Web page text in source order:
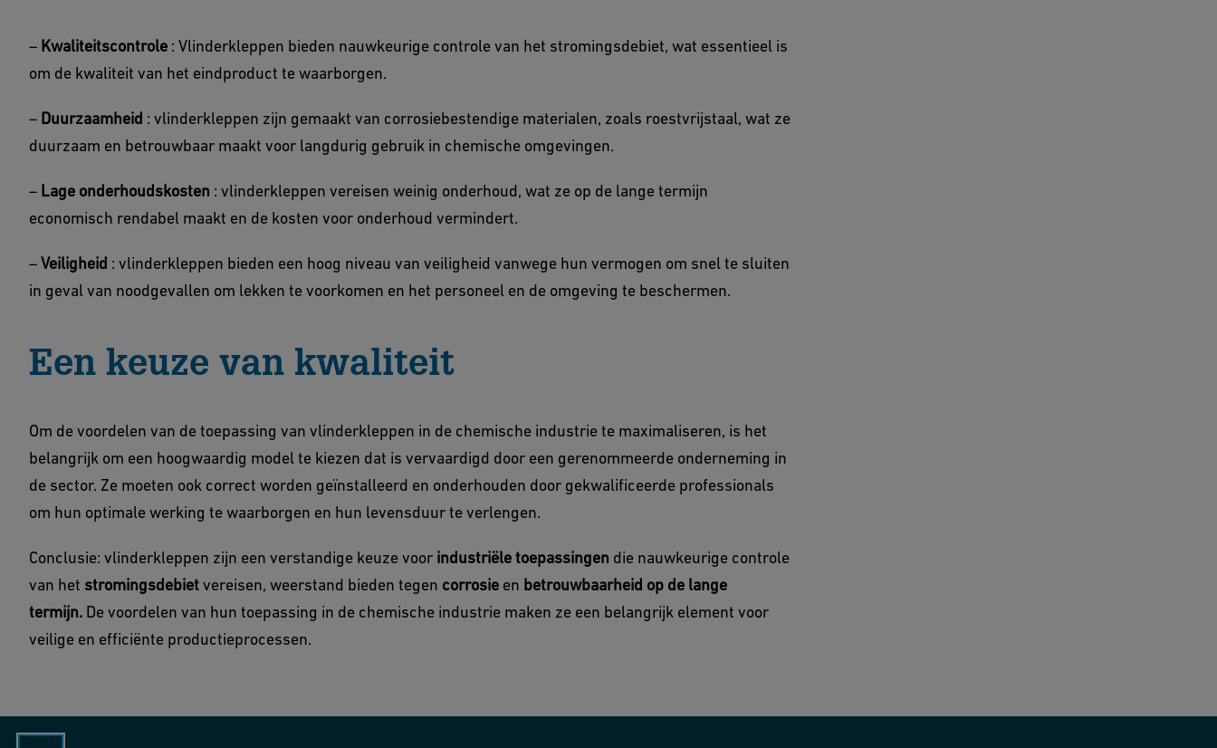
– Kwaliteitscontrole : Vlinderkleppen bieden nauwkeurige controle van het stromingsdebiet, wat essentieel is
om de kwaliteit van het eindproduct te waarborgen.
– Duurzaamheid : vlinderkleppen zijn gemaakt van corrosiebestendige materialen, zoals roestvrijstaal, wat ze
duurzaam en betrouwbaar maakt voor langdurig gebruik in chemische omgevingen.
– Lage onderhoudskosten : vlinderkleppen vereisen weinig onderhoud, wat ze op de lange termijn
economisch rendabel maakt en de kosten voor onderhoud vermindert.
–Veiligheid : vlinderkleppen bieden een hoog niveau van veiligheid vanwege hun vermogen om snel te sluiten
in geval van noodgevallen om lekken te voorkomen en het personeel en de omgeving te beschermen.
Een keuze van kwaliteit
Om de voordelen van de toepassing van vlinderkleppen in de chemische industrie te maximaliseren, is het
belangrijk om een hoogwaardig model te kiezen dat is vervaardigd door een gerenommeerde onderneming in
de sector. Ze moeten ook correct worden geïnstalleerd en onderhouden door gekwalificeerde professionals
om hun optimale werking te waarborgen en hun levensduur te verlengen.
Conclusie: vlinderkleppen zijn een verstandige keuze voor industriële toepassingen die nauwkeurige controle
van het stromingsdebietvereisen, weerstand bieden tegen corrosie en betrouwbaarheid op de lange
termijn. De voordelen van hun toepassing in de chemische industrie maken ze een belangrijk element voor
veilige en efficiënte productieprocessen.